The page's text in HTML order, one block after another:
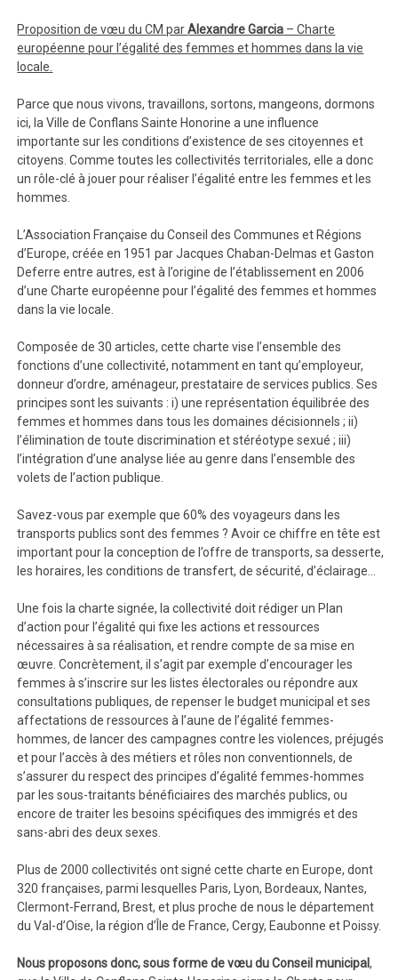
Proposition de vœu du CM parAlexandre Garcia – Charte
européenne pour l’égalité des femmes et hommes dans la vie
locale.
Parce que nous vivons, travaillons, sortons, mangeons, dormons
ici, la Ville de Conflans Sainte Honorine a une influence
importante sur les conditions d’existence de ses citoyennes et
citoyens. Comme toutes les collectivités territoriales, elle a donc
un rôle-clé à jouer pour réaliser l’égalité entre les femmes et les
hommes.
L’Association Française du Conseil des Communes et Régions
d’Europe, créée en 1951 par Jacques Chaban-Delmas et Gaston
Deferre entre autres, est à l’origine de l’établissement en 2006
d’une Charte européenne pour l’égalité des femmes et hommes
dans la vie locale.
Composée de 30 articles, cette charte vise l’ensemble des
fonctions d’une collectivité, notamment en tant qu’employeur,
donneur d’ordre, aménageur, prestataire de services publics. Ses
principes sont les suivants : i) une représentation équilibrée des
femmes et hommes dans tous les domaines décisionnels ; ii)
l’élimination de toute discrimination et stéréotype sexué ; iii)
l’intégration d’une analyse liée au genre dans l’ensemble des
volets de l’action publique.
Savez-vous par exemple que 60% des voyageurs dans les
transports publics sont des femmes ? Avoir ce chiffre en tête est
important pour la conception de l’offre de transports, sa desserte,
les horaires, les conditions de transfert, de sécurité, d’éclairage…
Une fois la charte signée, la collectivité doit rédiger un Plan
d’action pour l’égalité qui fixe les actions et ressources
nécessaires à sa réalisation, et rendre compte de sa mise en
œuvre. Concrètement, il s’agit par exemple d’encourager les
femmes à s’inscrire sur les listes électorales ou répondre aux
consultations publiques, de repenser le budget municipal et ses
affectations de ressources à l’aune de l’égalité femmes-
hommes, de lancer des campagnes contre les violences, préjugés
et pour l’accès à des métiers et rôles non conventionnels, de
s’assurer du respect des principes d’égalité femmes-hommes
par les sous-traitants bénéficiaires des marchés publics, ou
encore de traiter les besoins spécifiques des immigrés et des
sans-abri des deux sexes.
Plus de 2000 collectivités ont signé cette charte en Europe, dont
320 françaises, parmi lesquelles Paris, Lyon, Bordeaux, Nantes,
Clermont-Ferrand, Brest, et plus proche de nous le département
du Val-d’Oise, la région d’Île de France, Cergy, Eaubonne et Poissy.
Nous proposons donc, sous forme de vœu du Conseil municipal,